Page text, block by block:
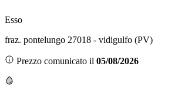
Esso
fraz. pontelungo 27018 - vidigulfo (PV)
Prezzo comunicato il 05/08/2026